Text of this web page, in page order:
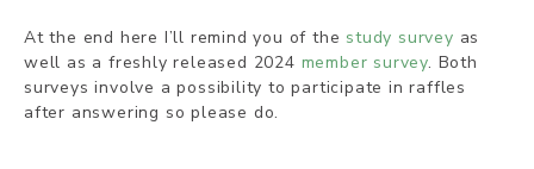
At the end here I’ll remind you of the study survey as
well as a freshly released 2024 member survey. Both
surveys involve a possibility to participate in raffles
after answering so please do.